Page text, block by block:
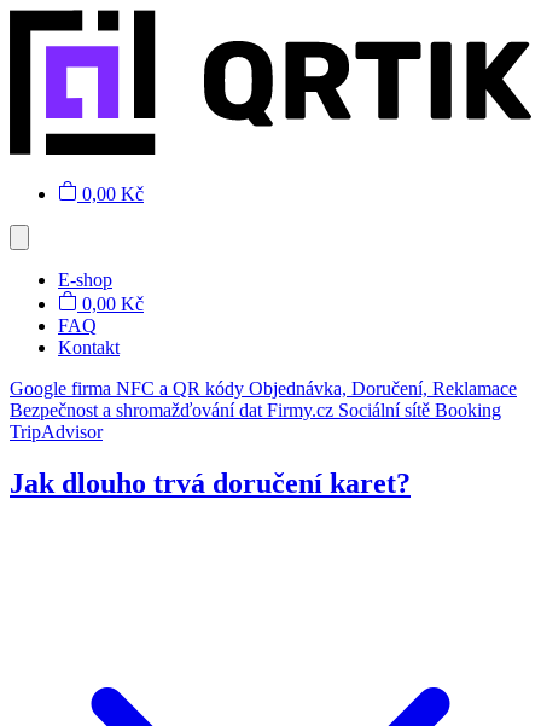
0,00 Kč
E-shop
0,00 Kč
FAQ
Kontakt
Google firma NFC a QR kódy Objednávka, Doručení, Reklamace
Bezpečnost a shromažďování dat Firmy.cz Sociální sítě Booking
TripAdvisor
Jak dlouho trvá doručení karet?